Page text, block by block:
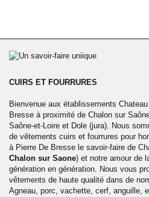
CUIRS ET FOURRURES
Bienvenue aux établissements
Bresse à proximité de Chalon sur
Saône-et-Loire et Dole (jura). Nous
de vêtements cuirs et fourrures pour
à Pierre De Bresse le savoir-faire de
Chalon sur Saone) et notre amour de
génération en génération. Nous vous
vêtements de haute qualité dans de
Agneau, porc, vachette, cerf, anguille,